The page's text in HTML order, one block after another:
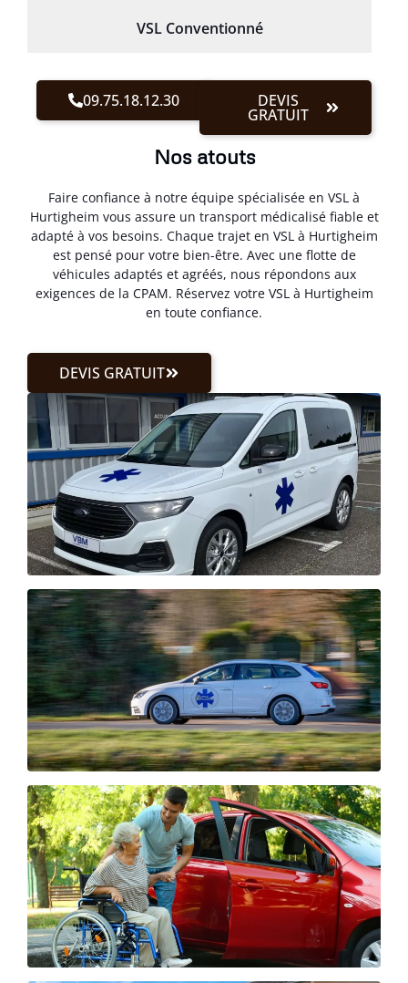
VSL Conventionné
09.75.18.12.30 DEVIS
GRATUIT
Nos atouts
Faire confiance à notre équipe spécialisée en VSL à
Hurtigheim vous assure un transport médicalisé fiable et
adapté à vos besoins. Chaque trajet en VSL à Hurtigheim
est pensé pour votre bien-être. Avec une flotte de
véhicules adaptés et agréés, nous répondons aux
exigences de la CPAM. Réservez votre VSL à Hurtigheim
en toute confiance.
DEVIS GRATUIT